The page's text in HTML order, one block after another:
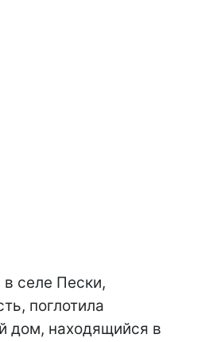
селе Пески,
поглотила
дом, находящийся в